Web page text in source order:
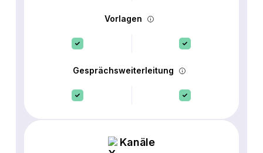
Vorlagen
Gesprächsweiterleitung
Kanäle